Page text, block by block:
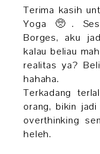
Terima kasih
Yoga 🥺.
Borges, aku
kalau beliau
realitas ya?
hahaha.
Terkadang
orang, bikin
overthinking
heleh.